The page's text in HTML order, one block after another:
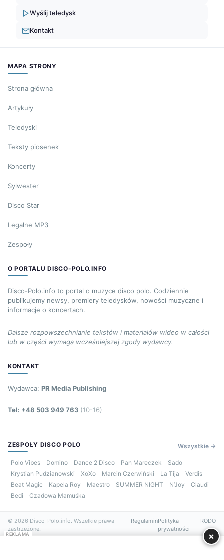
Wyślij teledysk
Kontakt
MAPA STRONY
Strona główna
Artykuły
Teledyski
Teksty piosenek
Koncerty
Sylwester
Disco Star
Legalne MP3
Zespoły
O PORTALU DISCO-POLO.INFO
Disco-Polo.info to portal o muzyce disco polo. Codziennie
publikujemy newsy, premiery teledysków, nowości muzyczne i
informacje o koncertach.
Dalsze rozpowszechnianie tekstów i materiałów wideo w całości
lub w części wymaga wcześniejszej zgody wydawcy.
KONTAKT
Wydawca: PR Media Publishing
Tel: +48 503 949 763 (10-16)
ZESPOŁY DISCO POLO Wszystkie →
Polo Vibes Domino Dance 2 Disco Pan Mareczek
Sado
Krystian Pudzianowski
XoXo Marcin Czerwiński La Tija
Verdis
Beat Magic
Kapela Roy Maestro SUMMER NIGHT N’Joy
Claudi
Bedi
Czadowa Mamuśka
© 2026 Disco-Polo.info. Wszelkie prawa
zastrzeżone.
RegulaminPolityka
prywatności
RODO
REKLAMA ×